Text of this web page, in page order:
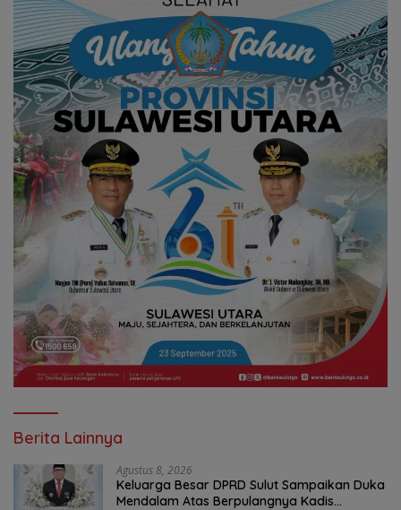
Berita Lainnya
Agustus 8, 2026
Keluarga Besar DPRD Sulut Sampaikan Duka
Mendalam Atas Berpulangnya Kadis